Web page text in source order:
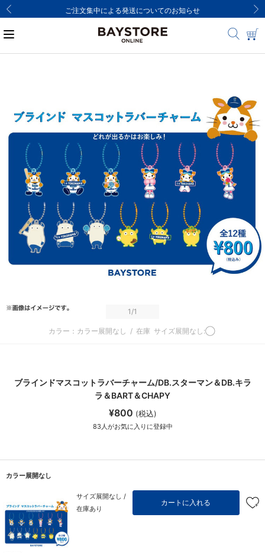
ご注文集中による発送についてのお知らせ
1/1
カラー：カラー展開なし / 在庫 サイズ展開なし:◯
ブラインドマスコットラバーチャーム/DB.スターマン＆DB.キラ
ラ＆BART＆CHAPY
¥800 (税込)
83人がお気に入りに登録中
カラー展開なし
サイズ展開なし /
在庫あり
カートに入れる